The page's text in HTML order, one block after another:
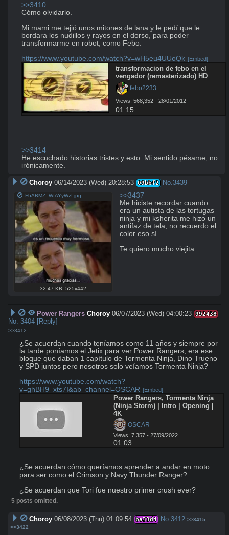
>>3410
Cómo olvidarlo.
Mi mami me tejió unos mitones de lana y le pedí que le
bordara los nudillos y rayos en el dorso, para poder
transformarme en robot, como Febo.
https://www.youtube.com/watch?v=wH5eu4UUoQk [Embed]
transformacion de febo en el
vengador (remasterizado) HD
febo2233
Views: 568,352 - 28/01/2012
01:15
>>3414
He escuchado historias tristes y esto. Mi sentido pésame, no
irónicamente.
Choroy 06/14/2023 (Wed) 20:28:53 09bbf2 No. 3439
FhABMZ_WIAYyWzf.jpg
32.47 KB ,525x442
>>3437
Me hiciste recordar cuando
era un autista de las tortugas
ninja y mi ksherita me hizo un
antifaz de tela, no recuerdo el
color eso sí.
Te quiero mucho viejita.
Power Rangers Choroy 06/07/2023 (Wed) 04:00:23 992438
No. 3404 [Reply]
>>3412
¿Se acuerdan cuando teníamos como 11 años y siempre por
la tarde poníamos el Jetix para ver Power Rangers, era ese
bloque que daban 1 capítulo de Tormenta Ninja, Dino Trueno
y SPD juntos pero nosotros solo veíamos Tormenta Ninja?
https://www.youtube.com/watch?
v=ghBH9_xts7I&ab_channel=OSCAR [Embed]
Power Rangers, Tormenta Ninja
(Ninja Storm) | Intro | Opening |
4K
OSCAR
Views: 7,357 - 27/09/2022
01:03
¿Se acuerdan cómo queríamos aprender a andar en moto
para ser como el Crimson y Navy Thunder Ranger?
¿Se acuerdan que Tori fue nuestro primer crush ever?
5 posts omitted.
Choroy 06/08/2023 (Thu) 01:09:54 ba33d4 No.3412 >>3415
>>3422